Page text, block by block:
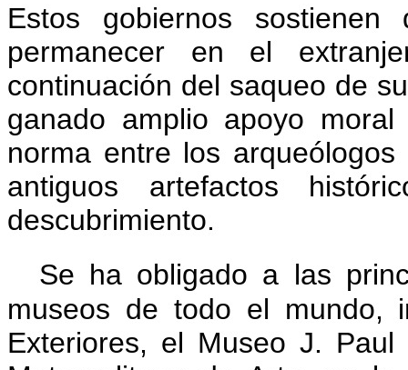
Estos gobiernos
permanecer en el
continuación del saqueo de
ganado amplio apoyo
norma entre los
antiguos artefactos
descubrimiento.
Se ha obligado a las
museos de todo el mundo,
Exteriores, el Museo J.